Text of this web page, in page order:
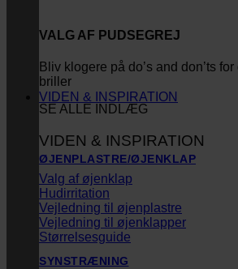
VALG AF PUDSEGREJ
Bliv klogere på do’s and don’ts
briller
SE ALLE INDLÆG
VIDEN & INSPIRATION
VIDEN & INSPIRATION
ØJENPLASTRE/ØJENKLAP
Valg af øjenklap
Hudirritation
Vejledning til øjenplastre
Vejledning til øjenklapper
Størrelsesguide
SYNSTRÆNING